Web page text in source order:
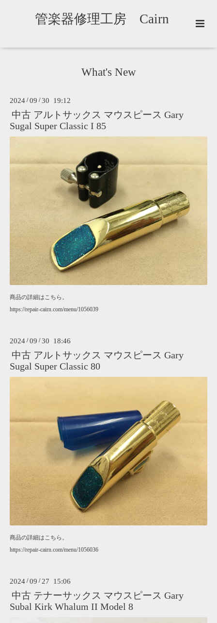
管楽器修理工房 Cairn
What's New
2024 /09 /30 19:12
中古 アルトサックス マウスピース Gary
Sugal Super Classic I 85
商品の詳細はこちら。
https://repair-cairn.com/menu/1056039
2024 /09 /30 18:46
中古 アルトサックス マウスピース Gary
Sugal Super Classic 80
商品の詳細はこちら。
https://repair-cairn.com/menu/1056036
2024 /09 / 27 15:06
中古 テナーサックス マウスピース Gary
Subal Kirk Whalum II Model 8